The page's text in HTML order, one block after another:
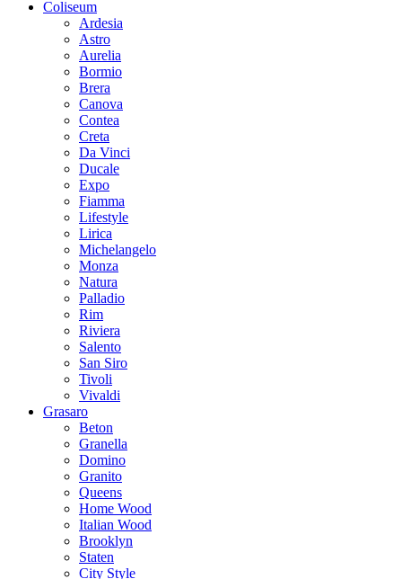
Coliseum
Ardesia
Astro
Aurelia
Bormio
Brera
Canova
Contea
Creta
Da Vinci
Ducale
Expo
Fiamma
Lifestyle
Lirica
Michelangelo
Monza
Natura
Palladio
Rim
Riviera
Salento
San Siro
Tivoli
Vivaldi
Grasaro
Beton
Granella
Domino
Granito
Queens
Home Wood
Italian Wood
Brooklyn
Staten
City Style